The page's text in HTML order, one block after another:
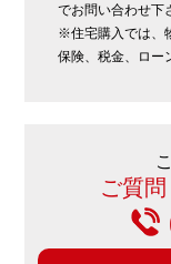
でお問い合わせ下
※住宅購入では、
保険、税金、ロー
ご質